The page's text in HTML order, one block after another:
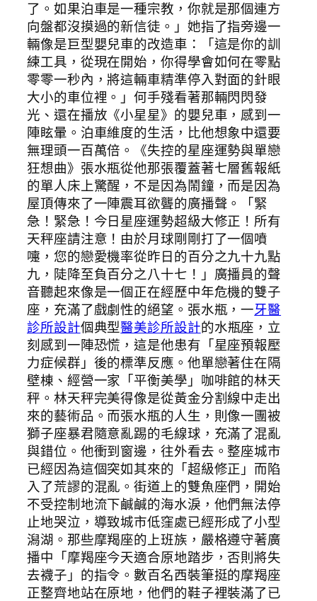
了。如果泊車是一種宗教，你就是那個連方
向盤都沒摸過的新信徒。」她指了指旁邊一
輛像是巨型嬰兒車的改造車：「這是你的訓
練工具，從現在開始，你得學會如何在零點
零零一秒內，將這輛車精準停入對面的針眼
大小的車位裡。」何手殘看著那輛閃閃發
光、還在播放《小星星》的嬰兒車，感到一
陣眩暈。泊車維度的生活，比他想象中還要
無理頭一百萬倍。《失控的星座運勢與單戀
狂想曲》張水瓶從他那張覆蓋著七層舊報紙
的單人床上驚醒，不是因為鬧鐘，而是因為
屋頂傳來了一陣震耳欲聾的廣播聲。「緊
急！緊急！今日星座運勢超級大修正！所有
天秤座請注意！由於月球剛剛打了一個噴
嚏，您的戀愛機率從昨日的百分之九十九點
九，陡降至負百分之八十七！」廣播員的聲
音聽起來像是一個正在經歷中年危機的雙子
座，充滿了戲劇性的絕望。張水瓶，一牙醫
診所設計個典型醫美診所設計的水瓶座，立
刻感到一陣恐慌，這是他患有「星座預報壓
力症候群」後的標準反應。他單戀著住在隔
壁棟、經營一家「平衡美學」咖啡館的林天
秤。林天秤完美得像是從黃金分割線中走出
來的藝術品。而張水瓶的人生，則像一團被
獅子座暴君隨意亂踢的毛線球，充滿了混亂
與錯位。他衝到窗邊，往外看去。整座城市
已經因為這個突如其來的「超級修正」而陷
入了荒謬的混亂。街道上的雙魚座們，開始
不受控制地流下鹹鹹的海水淚，他們無法停
止地哭泣，導致城市低窪處已經形成了小型
潟湖。那些摩羯座的上班族，嚴格遵守著廣
播中「摩羯座今天適合原地踏步，否則將失
去襪子」的指令。數百名西裝筆挺的摩羯座
正整齊地站在原地，他們的鞋子裡裝滿了已